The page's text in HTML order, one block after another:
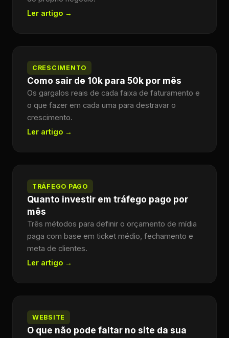
Ler artigo →
CRESCIMENTO
Como sair de 10k para 50k por mês
Os gargalos reais de cada faixa de faturamento e
o que fazer em cada uma para destravar o
crescimento.
Ler artigo →
TRÁFEGO PAGO
Quanto investir em tráfego pago por
mês
Três métodos para definir o orçamento de mídia
paga com base em ticket médio, fechamento e
meta de clientes.
Ler artigo →
WEBSITE
O que não pode faltar no site da sua